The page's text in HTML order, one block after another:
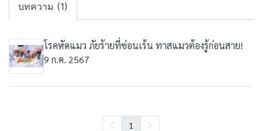
บทความ (1)
โรคหัดแมว ภัยร้ายที่ซ่อนเร้น ทาสแมวต้องรู้ก่อนสาย!
9 ก.ค. 2567
1